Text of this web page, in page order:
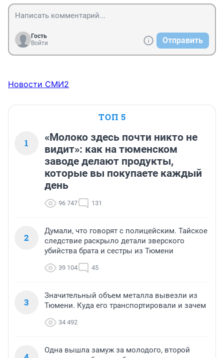
Гость
Войти
Отправить
Новости СМИ2
ТОП 5
1
«Молоко здесь почти никто не
видит»: как на тюменском
заводе делают продукты,
которые вы покупаете каждый
день
96 747 131
2
Думали, что говорят с полицейским. Тайское
следствие раскрыло детали зверского
убийства брата и сестры из Тюмени
39 104 45
3
Значительный объем металла вывезли из
Тюмени. Куда его транспортировали и зачем
34 492
Одна вышла замуж за молодого, второй